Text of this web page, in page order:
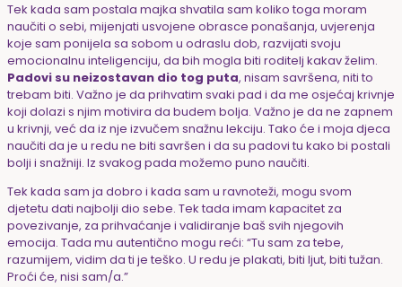
Tek kada sam postala majka shvatila sam koliko toga moram
naučiti o sebi, mijenjati usvojene obrasce ponašanja, uvjerenja
koje sam ponijela sa sobom u odraslu dob, razvijati svoju
emocionalnu inteligenciju, da bih mogla biti roditelj kakav želim.
Padovi su neizostavan dio tog puta, nisam savršena, niti to
trebam biti. Važno je da prihvatim svaki pad i da me osjećaj krivnje
koji dolazi s njim motivira da budem bolja. Važno je da ne zapnem
u krivnji, već da iz nje izvučem snažnu lekciju. Tako će i moja djeca
naučiti da je u redu ne biti savršen i da su padovi tu kako bi postali
bolji i snažniji. Iz svakog pada možemo puno naučiti.
Tek kada sam ja dobro i kada sam u ravnoteži, mogu svom
djetetu dati najbolji dio sebe. Tek tada imam kapacitet za
povezivanje, za prihvaćanje i validiranje baš svih njegovih
emocija. Tada mu autentično mogu reći: “Tu sam za tebe,
razumijem, vidim da ti je teško. U redu je plakati, biti ljut, biti tužan.
Proći će, nisi sam/a.”